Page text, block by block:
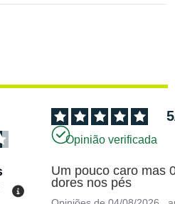
5
Opinião verificada
Um pouco caro mas
dores nos pés